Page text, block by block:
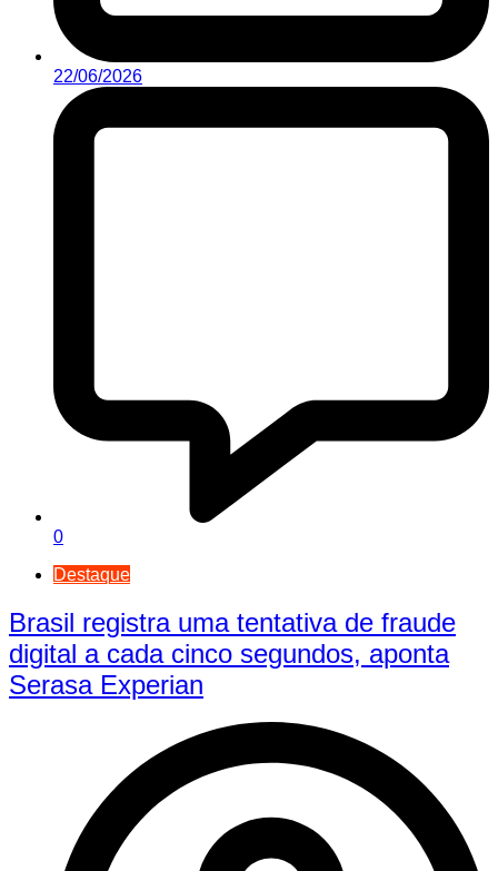
22/06/2026
0
Destaque
Brasil registra uma tentativa de fraude
digital a cada cinco segundos, aponta
Serasa Experian